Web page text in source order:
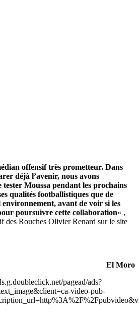
offensif très prometteur. Dans
déjà l’avenir, nous avons
tester Moussa pendant les prochains
qualités footballistiques que de
avant de voir si les
poursuivre cette collaboration« ,
des Rouches Olivier Renard sur le site
El Moro
pagead/ads?
video-pub-